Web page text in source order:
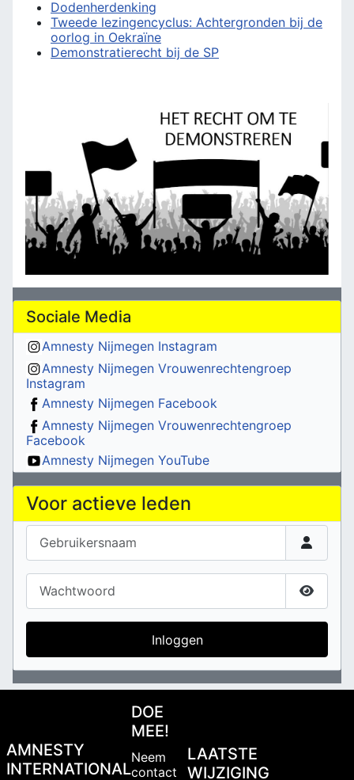
Dodenherdenking
Tweede lezingencyclus: Achtergronden bij de
oorlog in Oekraïne
Demonstratierecht bij de SP
Sociale Media
Amnesty Nijmegen Instagram
Amnesty Nijmegen Vrouwenrechtengroep
Instagram
Amnesty Nijmegen Facebook
Amnesty Nijmegen Vrouwenrechtengroep
Facebook
Amnesty Nijmegen YouTube
Voor actieve leden
Gebruikersnaam
Wachtwoord
Toon
Inloggen
AMNESTY
INTERNATIONAL
DOE
MEE!
Neem
contact
LAATSTE
WIJZIGING